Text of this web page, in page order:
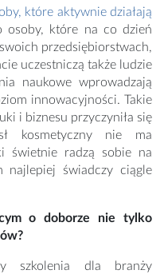
które aktywnie działają
które na co dzień
przedsiębiorstwach,
uczestniczą także ludzie
naukowe wprowadzają
innowacyjności. Takie
i biznesu przyczyniła się
kosmetyczny nie ma
świetnie radzą sobie na
najlepiej świadczy ciągle
o doborze nie tylko
szkolenia dla branży